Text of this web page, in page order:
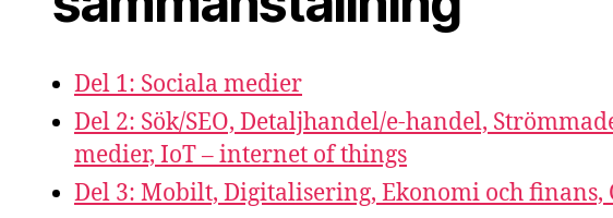
Del 1: Sociala medier
Del 2: Sök/SEO, Detaljhandel/e-handel,
medier, IoT – internet of things
Del 3: Mobilt, Digitalisering, Ekonomi och finans,